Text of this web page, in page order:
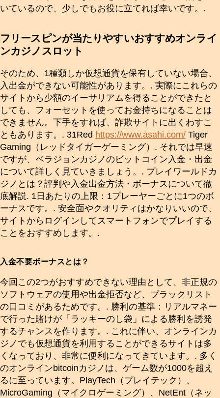
いているので、少しでもお役に立てれば幸いです。.
フリースピンが当たりやすいおすすめオンライ
ンカジノスロット
そのため、1種類しか仮想通貨を保有していない場合、
入出金ができない可能性があります。. 実際にこれらの
サイトから少額のイーサリアムを得ることができたと
しても、フォーセットを使ってお金持ちになることは
できません。下手をすれば、詐欺サイトに出くわすこ
ともあります。. 31Red https://www.asahi.com/ Tiger
Gaming（レッドタイガーゲーミング）. それでは早速
ですが、ベラジョンカジノのビットコイン入金・出金
について詳しく見ていきましょう。. プレイワールドカ
ジノとは？評判や入金出金方法・ボーナスについて徹
底解説. 1日あたりの上限：1プレーヤーごとに1つのボ
ーナスです。. 安全面やクオリティはかなりいいので、
サイトからログインしてスマートフォンでプレイする
ことをおすすめします。.
入金不要ボーナスとは？
今回この2つがおすすめできない理由として、非正規の
ソフトウェアの使用や出金拒否など、ブラックリスト
の口コミがあるためです。. 勝利の基準：リアルマネー
で行った賭けが「ラッキーのし袋」による勝利を誘発
するチャンスを作ります。. これに伴い、オンラインカ
ジノでも仮想通貨を利用することができるサイトは多
くなっており、非常に便利になってきています。. 多く
のオンラインbitcoinカジノは、ゲーム数が1000を超え
るに至っています。PlayTech（プレイテック）、
MicroGaming（マイクロゲーミング）、NetEnt（ネッ